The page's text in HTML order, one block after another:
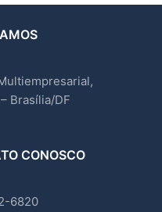
Brasília/DF
CONOSCO
6820